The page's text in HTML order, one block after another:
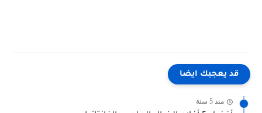
قد يعجبك ايضا
منذ 5 سنة